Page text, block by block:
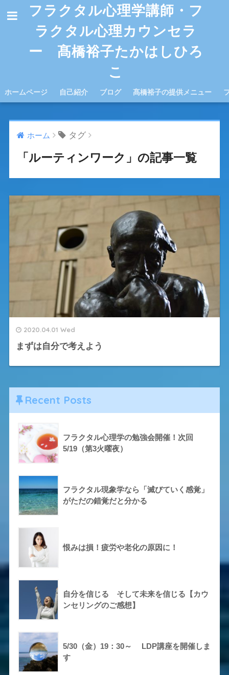
フラクタル心理学講師・フ
ラクタル心理カウンセラ
ー 髙橋裕子たかはしひろ
こ
ホームページ 自己紹介 ブログ 髙橋裕子の提供メニュー
ホーム タグ
「ルーティンワーク」の記事一覧
2020.04.01 Wed
まずは自分で考えよう
Recent Posts
フラクタル心理学の勉強会開催！次回
5/19（第3火曜夜）
フラクタル現象学なら「滅びていく感覚」
がただの錯覚だと分かる
恨みは損！疲労や老化の原因に！
自分を信じる そして未来を信じる【カウ
ンセリングのご感想】
5/30（金）19：30～ LDP講座を開催しま
す